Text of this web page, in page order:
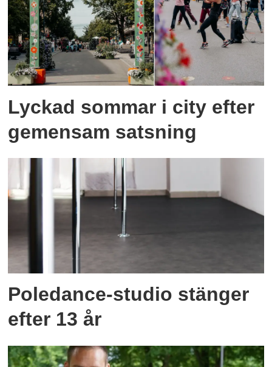
Lyckad sommar i city efter
gemensam satsning
Poledance-studio stänger
efter 13 år